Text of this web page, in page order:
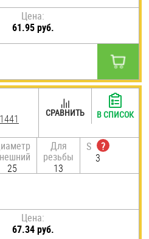
Цена:
61.95 руб.
25
Для
резьбы
13
S
?
3
Цена:
67.34 руб.
СРАВНИТЬ В СПИСОК